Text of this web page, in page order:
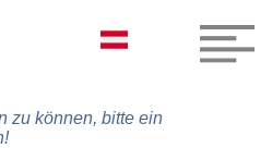
zu können, bitte ein